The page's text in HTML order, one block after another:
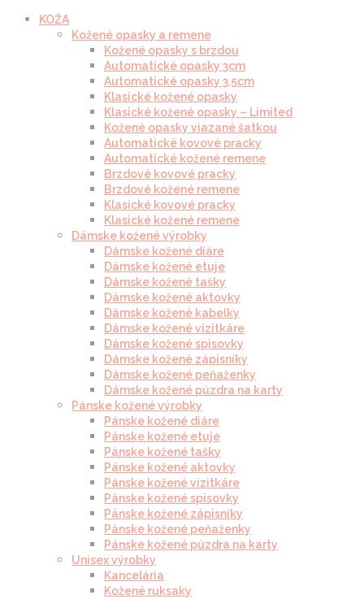
KOŽA
Kožené opasky a remene
Kožené opasky s brzdou
Automatické opasky 3cm
Automatické opasky 3.5cm
Klasické kožené opasky
Klasické kožené opasky – Limited
Kožené opasky viazané šatkou
Automatické kovové pracky
Automatické kožené remene
Brzdové kovové pracky
Brzdové kožené remene
Klasické kovové pracky
Klasické kožené remene
Dámske kožené výrobky
Dámske kožené diáre
Dámske kožené etuje
Dámske kožené tašky
Dámske kožené aktovky
Dámske kožené kabelky
Dámske kožené vizitkáre
Dámske kožené spisovky
Dámske kožené zápisníky
Dámske kožené peňaženky
Dámske kožené púzdra na karty
Pánske kožené výrobky
Pánske kožené diáre
Pánske kožené etuje
Pánske kožené tašky
Pánske kožené aktovky
Pánske kožené vizitkáre
Pánske kožené spisovky
Pánske kožené zápisníky
Pánske kožené peňaženky
Pánske kožené púzdra na karty
Unisex výrobky
Kancelária
Kožené ruksaky